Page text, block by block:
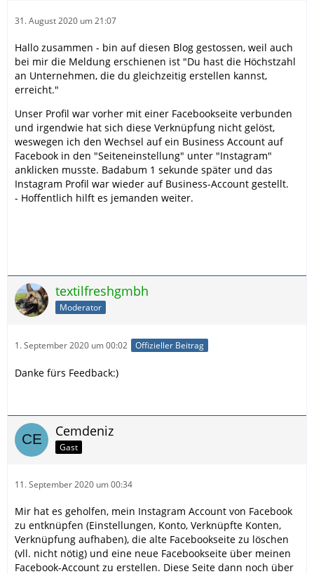
31. August 2020 um 21:07
Hallo zusammen - bin auf diesen Blog gestossen, weil auch
bei mir die Meldung erschienen ist "Du hast die Höchstzahl
an Unternehmen, die du gleichzeitig erstellen kannst,
erreicht."
Unser Profil war vorher mit einer Facebookseite verbunden
und irgendwie hat sich diese Verknüpfung nicht gelöst,
weswegen ich den Wechsel auf ein Business Account auf
Facebook in den "Seiteneinstellung" unter "Instagram"
anklicken musste. Badabum 1 sekunde später und das
Instagram Profil war wieder auf Business-Account gestellt.
- Hoffentlich hilft es jemanden weiter.
textilfreshgmbh
Moderator
1. September 2020 um 00:02 Offizieller Beitrag
Danke fürs Feedback:)
Cemdeniz
Gast
11. September 2020 um 00:34
Mir hat es geholfen, mein Instagram Account von Facebook
zu entknüpfen (Einstellungen, Konto, Verknüpfte Konten,
Verknüpfung aufhaben), die alte Facebookseite zu löschen
(vll. nicht nötig) und eine neue Facebookseite über meinen
Facebook-Account zu erstellen. Diese Seite dann noch über